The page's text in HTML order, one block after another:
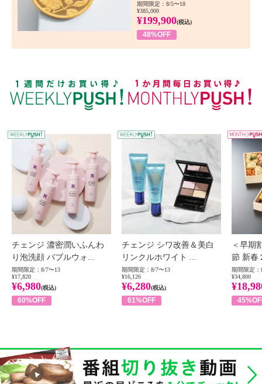
期間限定：8/5〜18
¥385,000
¥199,900(税込)
48%OFF
WEEKLY PUSH
チェンジ 濃密潤いふんわ
り泡洗顔 バブルウォ...
期間限定：8/7〜13
¥17,820
¥6,980(税込)
60%OFF
チェンジ シワ改善＆美白
リンクルホワイト ...
期間限定：8/7〜13
¥16,126
¥6,280(税込)
61%OFF
＜早期
節 新春
期間限定：
¥34,800